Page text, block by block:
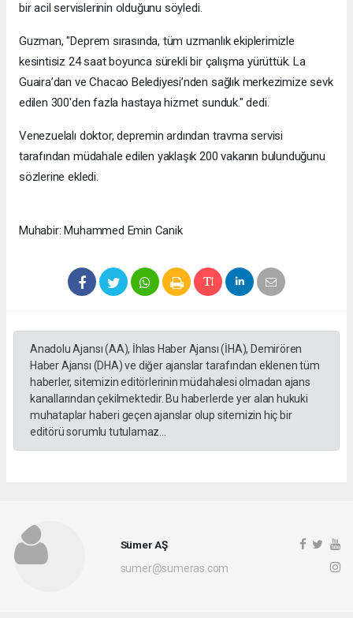
bir acil servislerinin olduğunu söyledi.
Guzman, "Deprem sırasında, tüm uzmanlık ekiplerimizle
kesintisiz 24 saat boyunca sürekli bir çalışma yürüttük. La
Guaira’dan ve Chacao Belediyesi’nden sağlık merkezimize sevk
edilen 300'den fazla hastaya hizmet sunduk." dedi.
Venezuelalı doktor, depremin ardından travma servisi
tarafından müdahale edilen yaklaşık 200 vakanın bulunduğunu
sözlerine ekledi.
Muhabir: Muhammed Emin Canik
Anadolu Ajansı (AA), İhlas Haber Ajansı (İHA), Demirören
Haber Ajansı (DHA) ve diğer ajanslar tarafından eklenen tüm
haberler, sitemizin editörlerinin müdahalesi olmadan ajans
kanallarından çekilmektedir. Bu haberlerde yer alan hukuki
muhataplar haberi geçen ajanslar olup sitemizin hiç bir
editörü sorumlu tutulamaz...
Sümer AŞ
sumer@sumeras.com